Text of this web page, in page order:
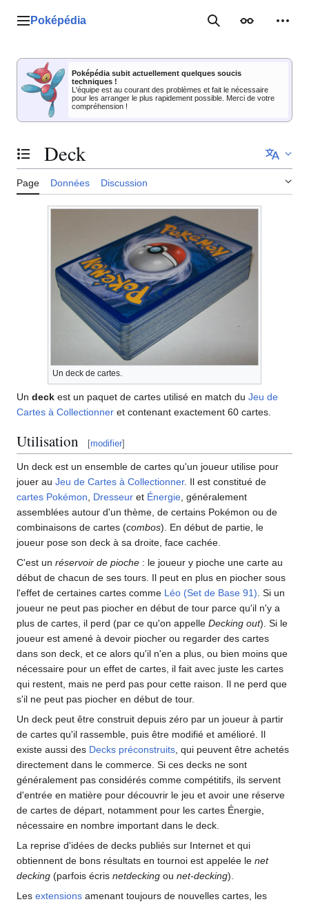
Menu principal
Poképédia RechercherApparence
Poképédia subit actuellement quelques soucis
techniques !
L'équipe est au courant des problèmes et fait le nécessaire
pour les arranger le plus rapidement possible. Merci de votre
compréhension !
Basculer la table des matières
Deck
Page Données Discussion
Un deck de cartes.
Un deck est un paquet de cartes utilisé en match du Jeu de
Cartes à Collectionner et contenant exactement 60 cartes.
Utilisation [modifier]
Un deck est un ensemble de cartes qu'un joueur utilise pour
jouer au Jeu de Cartes à Collectionner. Il est constitué de
cartes Pokémon
Dresseur et Énergie , généralement
assemblées autour d'un thème, de certains Pokémon ou de
combinaisons de cartes (combos). En début de partie, le
joueur pose son deck à sa droite, face cachée.
C'est un réservoir de pioche : le joueur y pioche une carte au
début de chacun de ses tours. Il peut en plus en piocher sous
l'effet de certaines cartes comme Léo (Set de Base 91) . Si un
joueur ne peut pas piocher en début de tour parce qu'il n'y a
plus de cartes, il perd (par ce qu'on appelle Decking out). Si le
joueur est amené à devoir piocher ou regarder des cartes
dans son deck, et ce alors qu'il n'en a plus, ou bien moins que
nécessaire pour un effet de cartes, il fait avec juste les cartes
qui restent, mais ne perd pas pour cette raison. Il ne perd que
s'il ne peut pas piocher en début de tour.
Un deck peut être construit depuis zéro par un joueur à partir
de cartes qu'il rassemble, puis être modifié et amélioré. Il
existe aussi des Decks préconstruits , qui peuvent être achetés
directement dans le commerce. Si ces decks ne sont
généralement pas considérés comme compétitifs, ils servent
d'entrée en matière pour découvrir le jeu et avoir une réserve
de cartes de départ, notamment pour les cartes Énergie,
nécessaire en nombre important dans le deck.
La reprise d'idées de decks publiés sur Internet et qui
obtiennent de bons résultats en tournoi est appelée le net
decking (parfois écris netdecking ou net-decking).
Les extensions amenant toujours de nouvelles cartes, les